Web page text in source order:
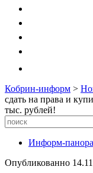
Кобрин-информ >
сдать на права и
тыс. рублей!
Информ-
Опубликованно